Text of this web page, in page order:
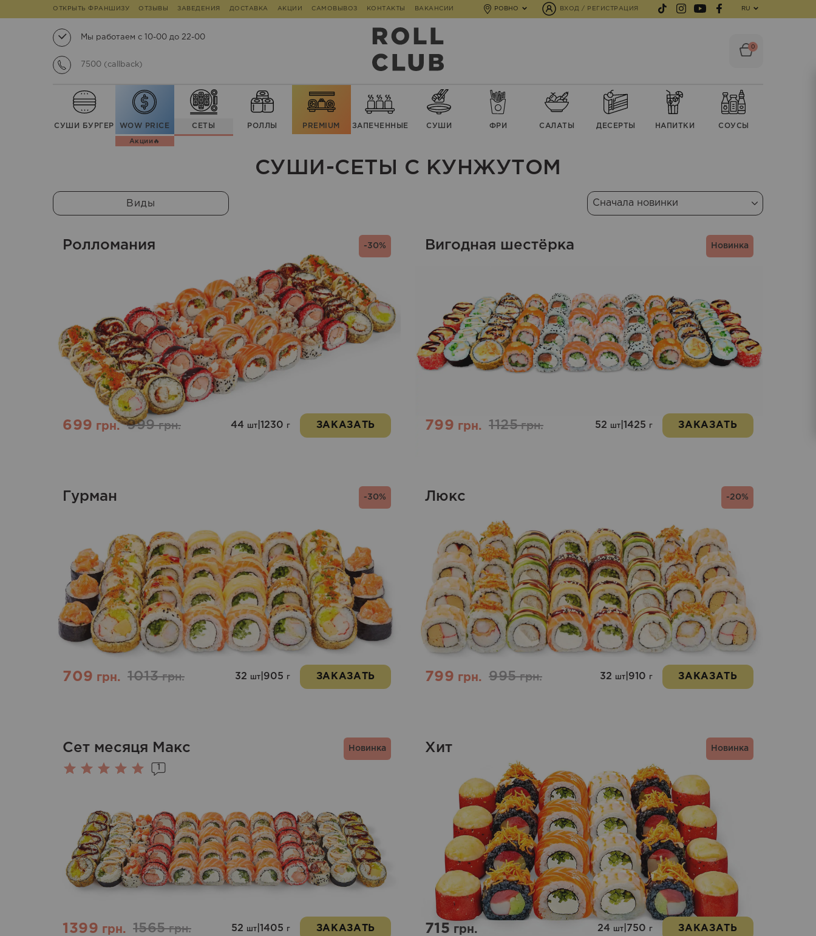
ОТКРЫТЬ ФРАНШИЗУ ОТЗЫВЫ ЗАВЕДЕНИЯ ДОСТАВКА АКЦИИ САМОВЫВОЗ КОНТАКТЫ ВАКАНСИИ РОВНО ВХОД / РЕГИСТРАЦИЯ RU
Мы работаем с 10-00 до 22-00
7500 (callback)
0
СУШИ БУРГЕР WOW PRICE
Акции🔥
СЕТЫ РОЛЛЫ PREMIUM ЗАПЕЧЕННЫЕ СУШИ ФРИ CАЛАТЫ ДЕСЕРТЫ НАПИТКИ СОУСЫ
СУШИ-СЕТЫ С КУНЖУТОМ
Виды
-30%
Ролломания
999грн.
699грн. 44 шт 1230 г ЗАКАЗАТЬ
Новинка
Вигодная шестёрка
1125грн.
799грн. 52 шт 1425 г ЗАКАЗАТЬ
-30%
Гурман
1013грн.
709грн. 32 шт 905 г ЗАКАЗАТЬ
-20%
Люкс
995грн.
799грн. 32 шт 910 г ЗАКАЗАТЬ
Новинка
Сет месяця Макс
из 5
1565грн.
1399грн. 52 шт |1405 г ЗАКАЗАТЬ
Новинка
Хит
715грн. 24 шт 750 г ЗАКАЗАТЬ